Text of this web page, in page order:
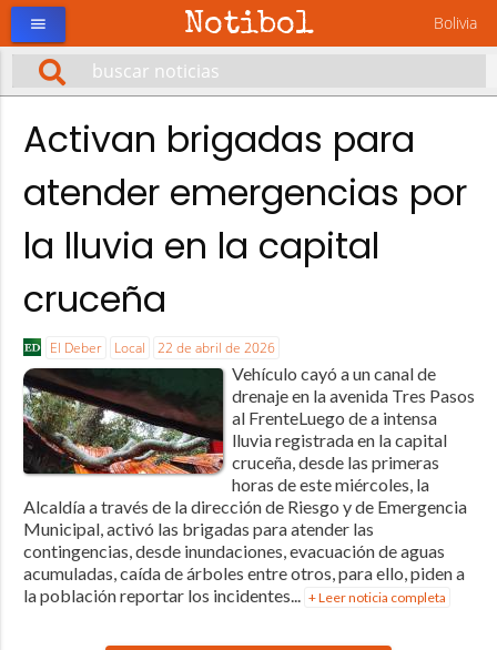
Notibol Bolivia
menu
Activan brigadas para
atender emergencias por
la lluvia en la capital
cruceña
El Deber Local 22 de abril de 2026
Vehículo cayó a un canal de
drenaje en la avenida Tres Pasos
al FrenteLuego de a intensa
lluvia registrada en la capital
cruceña, desde las primeras
horas de este miércoles, la
Alcaldía a través de la dirección de Riesgo y de Emergencia
Municipal, activó las brigadas para atender las
contingencias, desde inundaciones, evacuación de aguas
acumuladas, caída de árboles entre otros, para ello, piden a
la población reportar los incidentes... + Leer noticia completa